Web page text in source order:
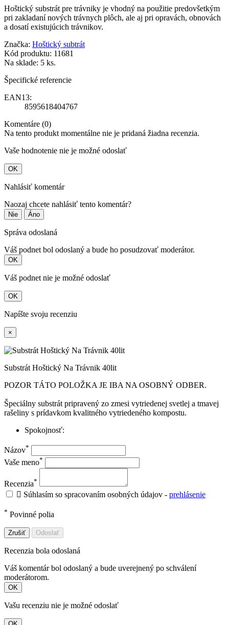
Hoštický substrát pre trávniky je vhodný na použitie predovšetkým
pri zakladaní nových trávnych plôch, ale aj pri opravách, obnovách
a dosatí existujúcich trávnikov.
Značka: Hoštický subtrát
Kód produktu: 11681
Na sklade: 5 ks.
Špecifické referencie
EAN13:
8595618404767
Komentáre (0)
Na tento produkt momentálne nie je pridaná žiadna recenzia.
Vaše hodnotenie nie je možné odoslať
OK
Nahlásiť komentár
Naozaj chcete nahlásiť tento komentár?
Nie Áno
Správa odoslaná
Váš podnet bol odoslaný a bude ho posudzovať moderátor.
OK
Váš podnet nie je možné odoslať
OK
Napíšte svoju recenziu
×
Substrát Hoštický Na Trávnik 40lit
POZOR TÁTO POLOŽKA JE IBA NA OSOBNÝ ODBER.
Špeciálny substrát pripravený zo zmesi vytriedenej svetlej a tmavej
rašeliny s prídavkom kvalitného vytriedeného kompostu.
Spokojnosť:
Názov*
Vaše meno*
Recenzia*
 Súhlasím so spracovaním osobných údajov - prehlásenie
* Povinné polia
Zrušiť Odoslať
Recenzia bola odoslaná
Váš komentár bol odoslaný a bude uverejnený po schválení
moderátorom.
OK
Vašu recenziu nie je možné odoslať